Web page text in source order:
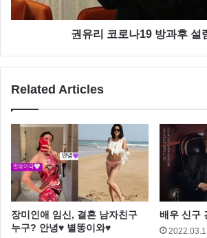
황보미 손호영 열애
지난 2015년 황보미는 GOD 출신 손
었는데요
권유리 코로나19 방과후 설
Related Articles
장미인애 임신, 결혼 남자친구
누구? 안녕♥ 별똥이와♥
배우 신구